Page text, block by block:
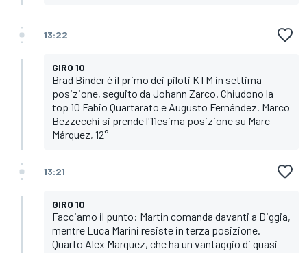
13:22
GIRO 10
Brad Binder è il primo dei piloti KTM in settima
posizione, seguito da Johann Zarco. Chiudono la
top 10 Fabio Quartarato e Augusto Fernández. Marco
Bezzecchi si prende l'11esima posizione su Marc
Márquez, 12°
13:21
GIRO 10
Facciamo il punto: Martin comanda davanti a Diggia,
mentre Luca Marini resiste in terza posizione.
Quarto Alex Marquez, che ha un vantaggio di quasi